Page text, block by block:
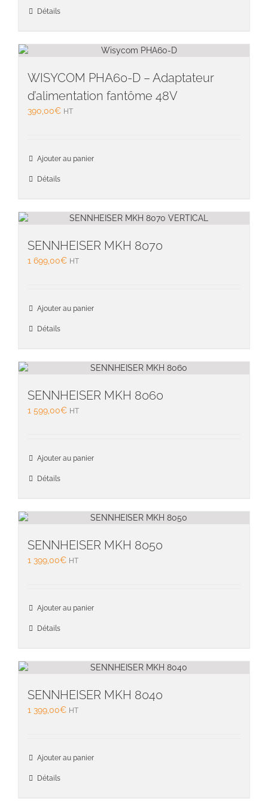
Détails
WISYCOM PHA60-D – Adaptateur
d’alimentation fantôme 48V
390,00€ HT
Ajouter au panier
Détails
SENNHEISER MKH 8070
1 699,00€ HT
Ajouter au panier
Détails
SENNHEISER MKH 8060
1 599,00€ HT
Ajouter au panier
Détails
SENNHEISER MKH 8050
1 399,00€ HT
Ajouter au panier
Détails
SENNHEISER MKH 8040
1 399,00€ HT
Ajouter au panier
Détails